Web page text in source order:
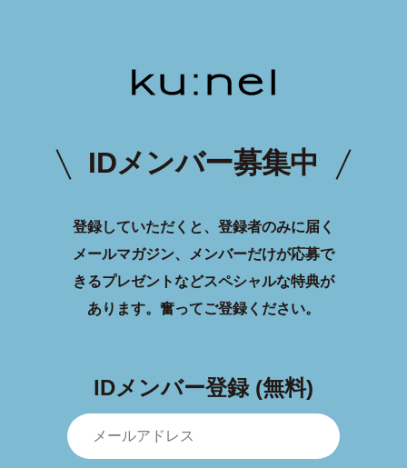
IDメンバー募集中
登録していただくと、登録者のみに届く
メールマガジン、メンバーだけが応募で
きるプレゼントなどスペシャルな特典が
あります。 奮ってご登録ください。
IDメンバー登録 (無料)